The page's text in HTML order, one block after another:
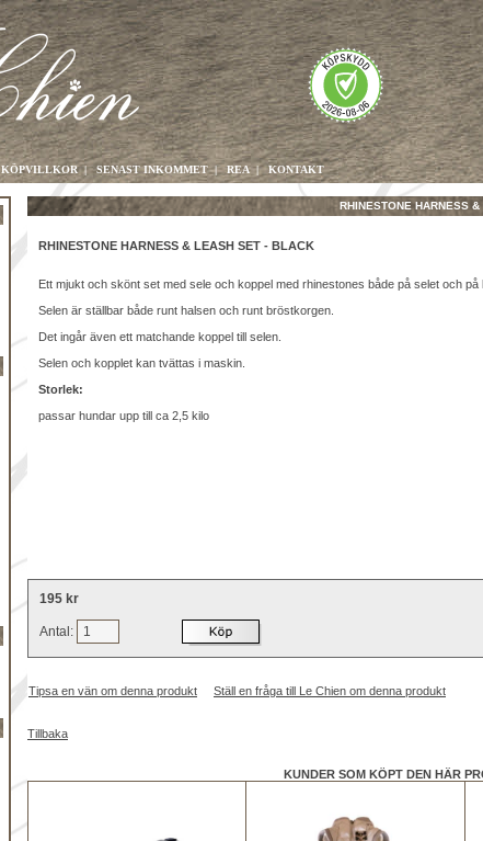
KÖPVILLKOR| SENAST INKOMMET| REA|KONTAKT
RHINESTONE HARNESS
RHINESTONE HARNESS & LEASH SET - BLACK
Ett mjukt och skönt set med sele och koppel med rhinestones både på selet och på
Selen är ställbar både runt halsen och runt bröstkorgen.
Det ingår även ett matchande koppel till selen.
Selen och kopplet kan tvättas i maskin.
Storlek:
passar hundar upp till ca 2,5 kilo
195 kr
Antal:
Tipsa en vän om denna produkt Ställ en fråga till Le Chien om denna produkt
Tillbaka
KUNDER SOM KÖPT DEN HÄR